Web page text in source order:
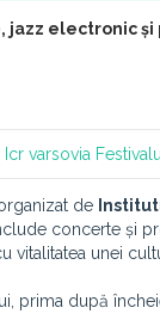
jazz electronic
Icr varsovia
organizat de
concerte și
vitalitatea unei
prima după